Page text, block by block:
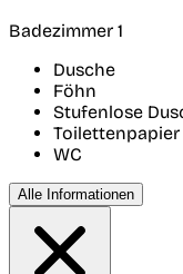
Badezimmer 1
Dusche
Föhn
Stufenlose
Toilettenpapier
WC
Alle Informationen